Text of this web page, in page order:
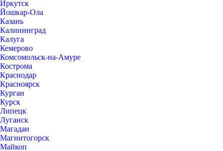
Иркутск
Йошкар-Ола
Казань
Калининград
Калуга
Кемерово
Комсомольск-на-Амуре
Кострома
Краснодар
Красноярск
Курган
Курск
Липецк
Луганск
Магадан
Магнитогорск
Майкоп